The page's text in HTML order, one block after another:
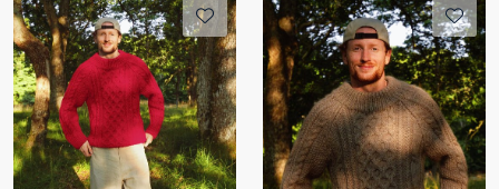
ÅDNE genser
(ULLRIKKE)
OK 08-03F
+
1.308,00
Fra: 392,40 -70 %
per
pakke
ÅDNE genser
OK 08-05AF
+
Fra: 1.127,00 per pakke